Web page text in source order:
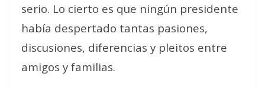
serio. Lo cierto es que ningún presidente
había despertado tantas pasiones,
discusiones, diferencias y pleitos entre
amigos y familias.